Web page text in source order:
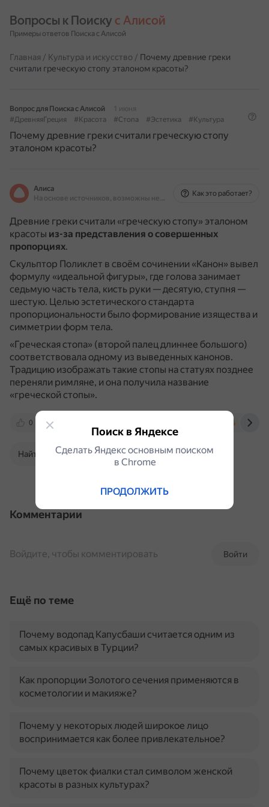
Вопросы к Поиску с Алисой
Примеры ответов Поиска с Алисой
Главная / Культура и искусство / Почему древние греки
считали греческую стопу эталоном красоты?
Вопрос для Поиска с Алисой
1 июня
#ДревняяГреция
#Красота #Стопа #Эстетика #Культура
Почему древние греки считали греческую стопу
эталоном красоты?
Алиса
На основе источников, возможны неточности
Как это работает?
Древние греки считали «греческую стопу» эталоном
красоты из-за представления о совершенных
пропорциях.
Скульптор Поликлет в своём сочинении «Канон» вывел
формулу «идеальной фигуры», где голова занимает
седьмую часть тела, кисть руки — десятую, ступня —
шестую. Целью эстетического стандарта
пропорциональности было формирование изящества и
симметрии форм тела.
«Греческая стопа» (второй палец длиннее большого)
соответствовала одному из выведенных канонов.
Традицию изображать такие стопы на статуях позднее
переняли римляне, и она получила название
«греческой стопы».
0 pikabu.ru
Найти в Поиске
Комментарии
Войти
Войдите, чтобы комментировать
Ещё по теме
Почему водопад Капусбаши считается одним из
самых красивых в Турции?
Как пропорции Золотого сечения применяются в
косметологии и макияже?
Почему у некоторых людей широкое лицо
воспринимается как более привлекательное?
Почему цветок фиалки стал символом женской
красоты в разных культурах?
Поиск в Яндексе
Сделать Яндекс основным поиском
в Сhrome
ПРОДОЛЖИТЬ